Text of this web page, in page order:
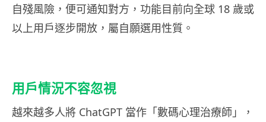
自殘風險，便可通知對方，功能目前向全球 18 歲或
以上用戶逐步開放，屬自願選用性質。
用戶情況不容忽視
越來越多人將 ChatGPT 當作「數碼心理治療師」，